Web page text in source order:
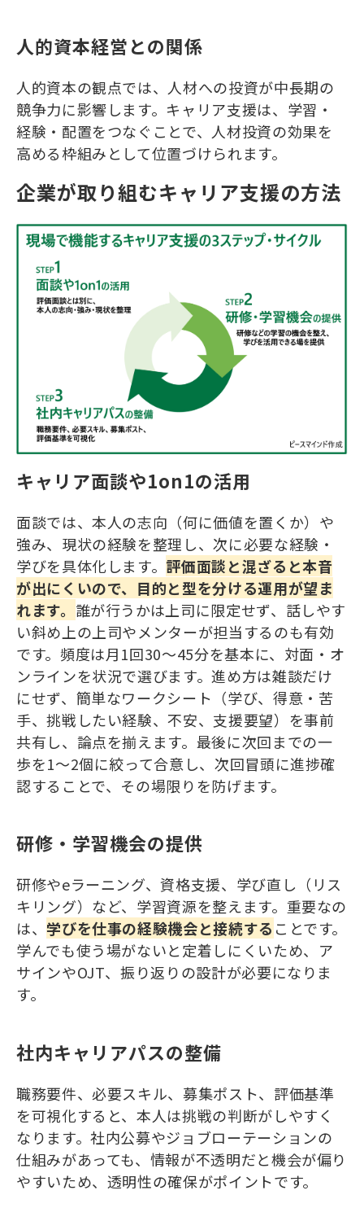
人的資本経営との関係
人的資本の観点では、人材への投資が中長期の
競争力に影響します。キャリア支援は、学習・
経験・配置をつなぐことで、人材投資の効果を
高める枠組みとして位置づけられます。
企業が取り組むキャリア支援の方法
キャリア面談や1on1の活用
面談では、本人の志向（何に価値を置くか）や
強み、現状の経験を整理し、次に必要な経験・
学びを具体化します。 評価面談と混ざると本音
が出にくいので、目的と型を分ける運用が望ま
れます。 誰が行うかは上司に限定せず、話しやす
い斜め上の上司やメンターが担当するのも有効
です。頻度は月1回30〜45分を基本に、対面・オ
ンラインを状況で選びます。進め方は雑談だけ
にせず、簡単なワークシート（学び、得意・苦
手、挑戦したい経験、不安、支援要望）を事前
共有し、論点を揃えます。最後に次回までの一
歩を1〜2個に絞って合意し、次回冒頭に進捗確
認することで、その場限りを防げます。
研修・学習機会の提供
研修やeラーニング、資格支援、学び直し（リス
キリング）など、学習資源を整えます。重要なの
は、 学びを仕事の経験機会と接続する ことです。
学んでも使う場がないと定着しにくいため、ア
サインやOJT、振り返りの設計が必要になりま
す。
社内キャリアパスの整備
職務要件、必要スキル、募集ポスト、評価基準
を可視化すると、本人は挑戦の判断がしやすく
なります。社内公募やジョブローテーションの
仕組みがあっても、情報が不透明だと機会が偏り
やすいため、透明性の確保がポイントです。